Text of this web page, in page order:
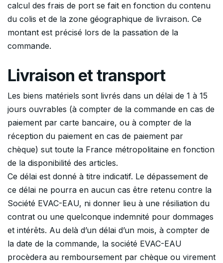
calcul des frais de port se fait en fonction du contenu
du colis et de la zone géographique de livraison. Ce
montant est précisé lors de la passation de la
commande.
Livraison et transport
Les biens matériels sont livrés dans un délai de 1 à 15
jours ouvrables (à compter de la commande en cas de
paiement par carte bancaire, ou à compter de la
réception du paiement en cas de paiement par
chèque) sut toute la France métropolitaine en fonction
de la disponibilité des articles.
Ce délai est donné à titre indicatif. Le dépassement de
ce délai ne pourra en aucun cas être retenu contre la
Société EVAC-EAU, ni donner lieu à une résiliation du
contrat ou une quelconque indemnité pour dommages
et intérêts. Au delà d’un délai d’un mois, à compter de
la date de la commande, la société EVAC-EAU
procèdera au remboursement par chèque ou virement